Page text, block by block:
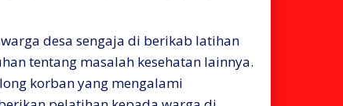
desa sengaja di berikab latihan
tentang masalah kesehatan lainnya.
korban yang mengalami